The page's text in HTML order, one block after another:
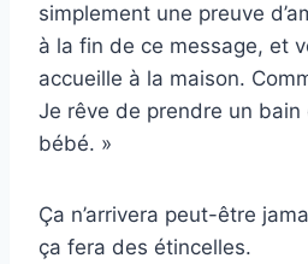
simplement une preuve
à la fin de ce message, et
accueille à la maison.
Je rêve de prendre un
bébé. »
Ça n’arrivera peut-être
ça fera des étincelles.